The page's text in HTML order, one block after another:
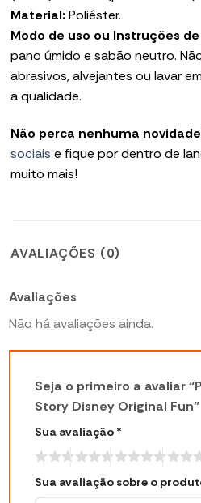
Material: Poliéster.
Modo de uso ou Instruções
pano úmido e sabão neutro.
abrasivos, alvejantes ou lavar
a qualidade.
Não perca nenhuma
sociais e fique por dentro de
muito mais!
AVALIAÇÕES (0)
Avaliações
Não há avaliações ainda.
Seja o primeiro a avaliar
Story Disney Original Fun”
Sua avaliação *
Sua avaliação sobre o